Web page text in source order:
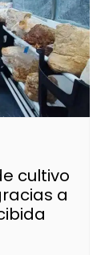
cultivo
a